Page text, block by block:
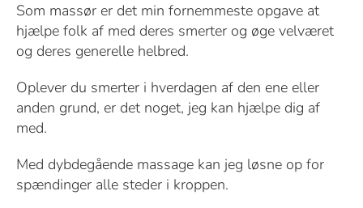
Som massør er det min fornemmeste opgave at
hjælpe folk af med deres smerter og øge velværet
og deres generelle helbred.
Oplever du smerter i hverdagen af den ene eller
anden grund, er det noget, jeg kan hjælpe dig af
med.
Med dybdegående massage kan jeg løsne op for
spændinger alle steder i kroppen.